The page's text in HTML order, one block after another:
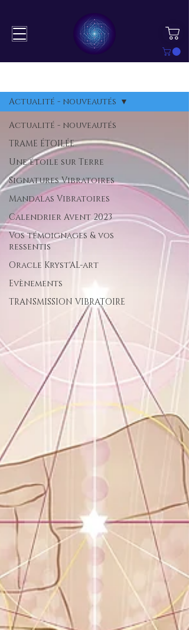
Actualité - nouveautés
TRAME ÉTOILÉE
Une étoile sur Terre
Signatures Vibratoires
Mandalas Vibratoires
Calendrier Avent 2023
Vos témoignages & vos
ressentis
Oracle Kryst'AL-art
Evènements
TRANSMISSION VIBRATOIRE
Actualité - nouveautés